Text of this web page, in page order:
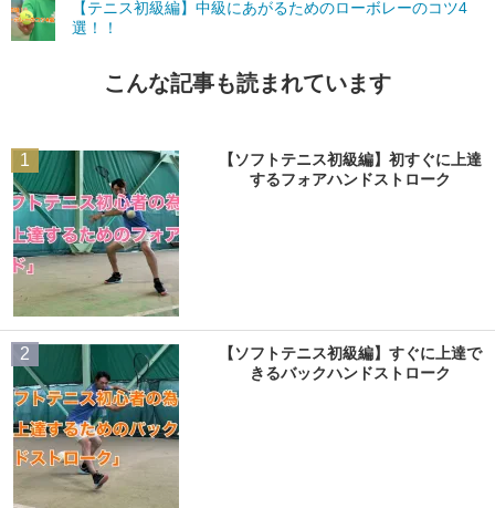
【テニス初級編】中級にあがるためのローボレーのコツ4
選！！
こんな記事も読まれています
1
【ソフトテニス初級編】初すぐに上達
するフォアハンドストローク
2
【ソフトテニス初級編】すぐに上達で
きるバックハンドストローク